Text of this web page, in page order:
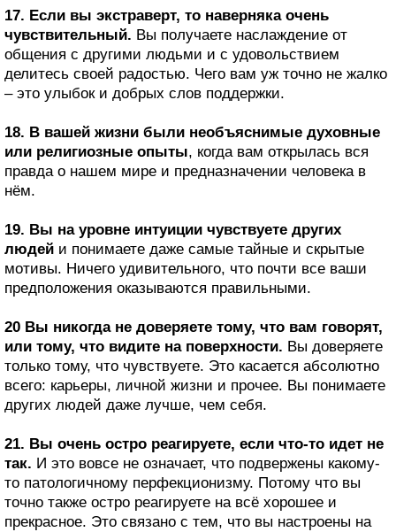
17. Если вы экстраверт, то наверняка очень
чувствительный. Вы получаете наслаждение от
общения с другими людьми и с удовольствием
делитесь своей радостью. Чего вам уж точно не жалко
– это улыбок и добрых слов поддержки.
18. В вашей жизни были необъяснимые духовные
или религиозные опыты, когда вам открылась вся
правда о нашем мире и предназначении человека в
нём.
19. Вы на уровне интуиции чувствуете других
людей и понимаете даже самые тайные и скрытые
мотивы. Ничего удивительного, что почти все ваши
предположения оказываются правильными.
20 Вы никогда не доверяете тому, что вам говорят,
или тому, что видите на поверхности. Вы доверяете
только тому, что чувствуете. Это касается абсолютно
всего: карьеры, личной жизни и прочее. Вы понимаете
других людей даже лучше, чем себя.
21. Вы очень остро реагируете, если что-то идет не
так. И это вовсе не означает, что подвержены какому-
то патологичному перфекционизму. Потому что вы
точно также остро реагируете на всё хорошее и
прекрасное. Это связано с тем, что вы настроены на